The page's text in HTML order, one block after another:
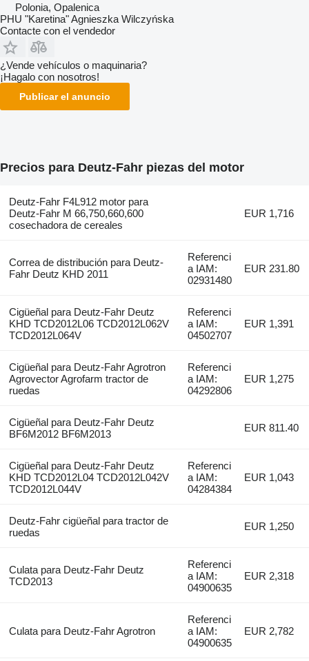
Polonia, Opalenica
PHU "Karetina" Agnieszka Wilczyńska
Contacte con el vendedor
¿Vende vehículos o maquinaria?
¡Hagalo con nosotros!
Publicar el anuncio
Precios para Deutz-Fahr piezas del motor
Deutz-Fahr F4L912 motor para
Deutz-Fahr M 66,750,660,600
cosechadora de cereales
EUR 1,716
Correa de distribución para Deutz-
Fahr Deutz KHD 2011
Referenci
a IAM:
02931480
EUR 231.80
Cigüeñal para Deutz-Fahr Deutz
KHD TCD2012L06 TCD2012L062V
TCD2012L064V
Referenci
a IAM:
04502707
EUR 1,391
Cigüeñal para Deutz-Fahr Agrotron
Agrovector Agrofarm tractor de
ruedas
Referenci
a IAM:
04292806
EUR 1,275
Cigüeñal para Deutz-Fahr Deutz
BF6M2012 BF6M2013
EUR 811.40
Cigüeñal para Deutz-Fahr Deutz
KHD TCD2012L04 TCD2012L042V
TCD2012L044V
Referenci
a IAM:
04284384
EUR 1,043
Deutz-Fahr cigüeñal para tractor de
ruedas
EUR 1,250
Culata para Deutz-Fahr Deutz
TCD2013
Referenci
a IAM:
04900635
EUR 2,318
Culata para Deutz-Fahr Agrotron
Referenci
a IAM:
04900635
EUR 2,782